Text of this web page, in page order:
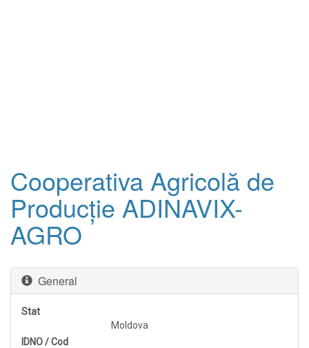
Cooperativa Agricolă de
Producţie ADINAVIX-
AGRO
General
Stat
Moldova
IDNO / Cod